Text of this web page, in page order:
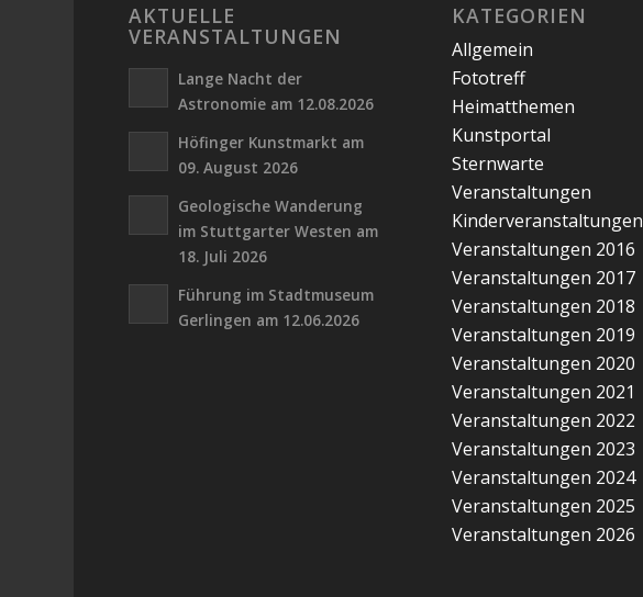
AKTUELLE
VERANSTALTUNGEN
Lange Nacht der
Astronomie am 12.08.2026
Höfinger Kunstmarkt am
09. August 2026
Geologische Wanderung
im Stuttgarter Westen am
18. Juli 2026
Führung im Stadtmuseum
Gerlingen am 12.06.2026
KATEGORIEN
Allgemein
Fototreff
Heimatthemen
Kunstportal
Sternwarte
Veranstaltungen
Kinderveranstaltungen
Veranstaltungen 2016
Veranstaltungen 2017
Veranstaltungen 2018
Veranstaltungen 2019
Veranstaltungen 2020
Veranstaltungen 2021
Veranstaltungen 2022
Veranstaltungen 2023
Veranstaltungen 2024
Veranstaltungen 2025
Veranstaltungen 2026